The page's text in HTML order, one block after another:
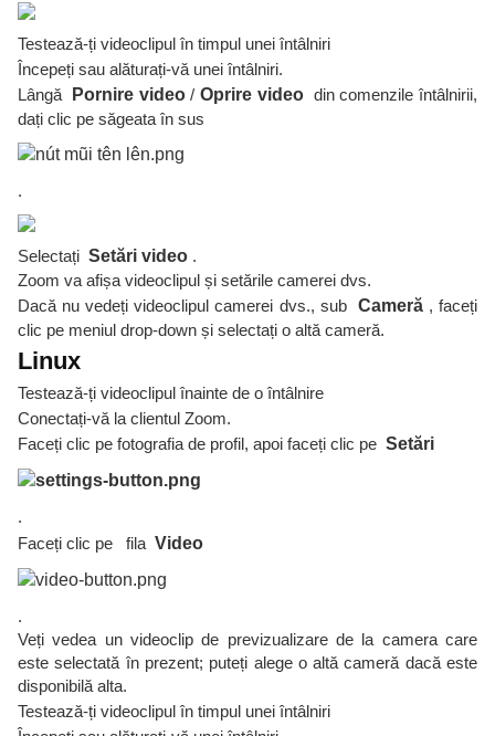
Testează-ți videoclipul în timpul unei întâlniri
Începeți sau alăturați-vă unei întâlniri.
Lângă
Pornire video/Oprire video din comenzile întâlnirii,
dați clic pe săgeata în sus
.
Selectați Setări video .
Zoom va afișa videoclipul și setările camerei dvs.
Dacă nu vedeți videoclipul camerei dvs., sub Cameră, faceți
clic pe meniul drop-down și selectați o altă cameră.
Linux
Testează-ți videoclipul înainte de o întâlnire
Conectați-vă la clientul Zoom.
Faceți clic pe fotografia de profil, apoi faceți clic pe Setări
.
Faceți clic pe fila Video
.
Veți vedea un videoclip de previzualizare de la camera care
este selectată în prezent; puteți alege o altă cameră dacă este
disponibilă alta.
Testează-ți videoclipul în timpul unei întâlniri